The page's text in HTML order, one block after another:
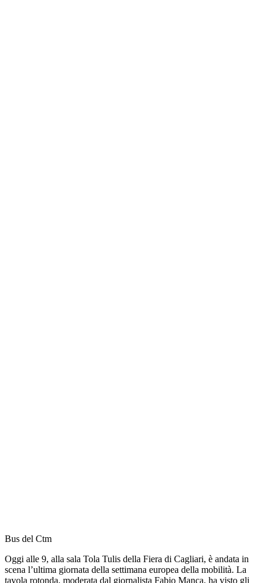
Bus del Ctm
Oggi alle 9, alla sala Tola Tulis della Fiera di Cagliari, è andata in
scena l’ultima giornata della settimana europea della mobilità. La
tavola rotonda, moderata dal giornalista Fabio Manca, ha visto gli